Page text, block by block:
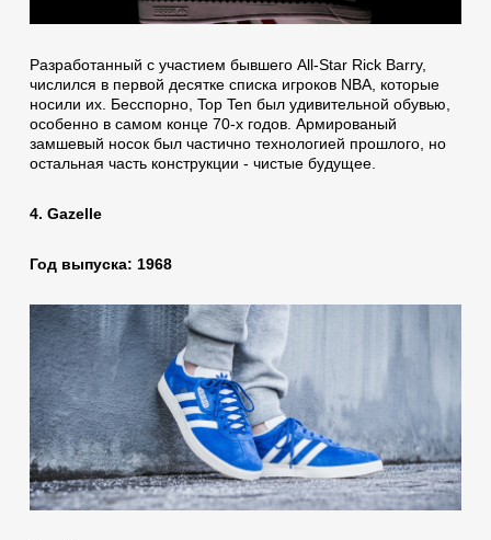
Разработанный с участием бывшего All-Star Rick Barry,
числился в первой десятке списка игроков NBA, которые
носили их. Бесспорно, Top Ten был удивительной обувью,
особенно в самом конце 70-х годов. Армированый
замшевый носок был частично технологией прошлого, но
остальная часть конструкции - чистые будущее.
4. Gazelle
Год выпуска: 1968